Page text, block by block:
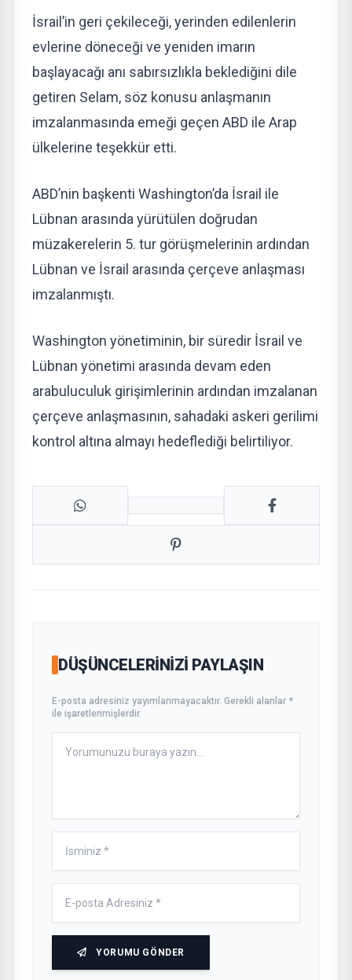
İsrail’in geri çekileceği, yerinden edilenlerin
evlerine döneceği ve yeniden imarın
başlayacağı anı sabırsızlıkla beklediğini dile
getiren Selam, söz konusu anlaşmanın
imzalanmasında emeği geçen ABD ile Arap
ülkelerine teşekkür etti.
ABD’nin başkenti Washington’da İsrail ile
Lübnan arasında yürütülen doğrudan
müzakerelerin 5. tur görüşmelerinin ardından
Lübnan ve İsrail arasında çerçeve anlaşması
imzalanmıştı.
Washington yönetiminin, bir süredir İsrail ve
Lübnan yönetimi arasında devam eden
arabuluculuk girişimlerinin ardından imzalanan
çerçeve anlaşmasının, sahadaki askeri gerilimi
kontrol altına almayı hedeflediği belirtiliyor.
DÜŞÜNCELERINIZI PAYLAŞIN
E-posta adresiniz yayımlanmayacaktır. Gerekli alanlar *
ile işaretlenmişlerdir.
YORUMU GÖNDER